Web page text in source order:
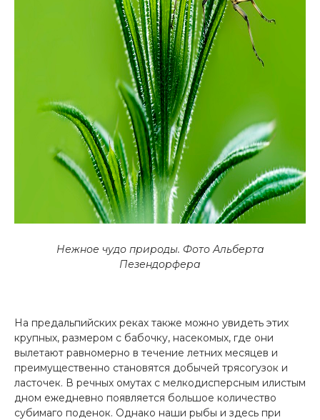
Нежное чудо природы. Фото Альберта
Пезендорфера
На предальпийских реках также можно увидеть этих
крупных, размером с бабочку, насекомых, где они
вылетают равномерно в течение летних месяцев и
преимущественно становятся добычей трясогузок и
ласточек. В речных омутах с мелкодисперсным илистым
дном ежедневно появляется большое количество
субимаго поденок. Однако наши рыбы и здесь при